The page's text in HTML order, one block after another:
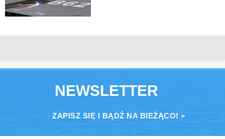
NEWSLETTER
ZAPISZ SIĘ I BĄDŹ NA BIEŻĄCO! »